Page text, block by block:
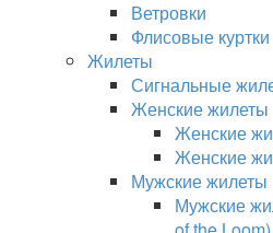
Ветровки
Флисовые куртки
Жилеты
Сигнальные
Женские жилеты
Женские
Женские
Мужские жилеты
Мужские